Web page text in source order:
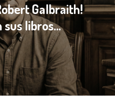
Galbraith!
sus libros…